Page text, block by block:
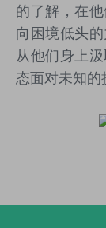
的了解，在
向困境低头
从他们身上
态面对未知的